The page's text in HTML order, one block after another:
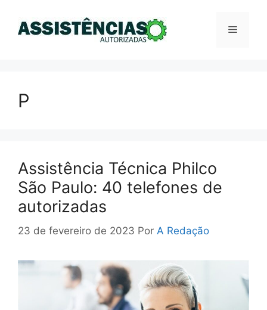
Menu
P
Assistência Técnica Philco
São Paulo: 40 telefones de
autorizadas
23 de fevereiro de 2023 Por A Redação